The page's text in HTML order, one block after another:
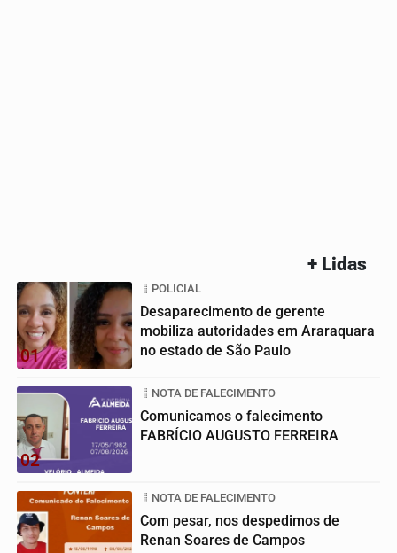
+ Lidas
01
POLICIAL
Desaparecimento de gerente
mobiliza autoridades em Araraquara
no estado de São Paulo
02
NOTA DE FALECIMENTO
Comunicamos o falecimento
FABRÍCIO AUGUSTO FERREIRA
NOTA DE FALECIMENTO
Com pesar, nos despedimos de
Renan Soares de Campos